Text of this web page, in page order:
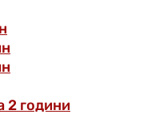
2 години